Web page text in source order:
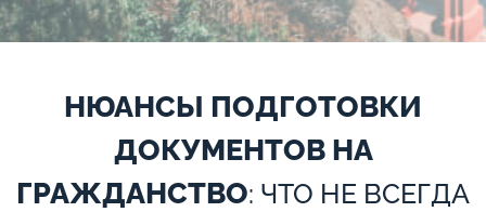
НЮАНСЫ ПОДГОТОВКИ
ДОКУМЕНТОВ НА
ГРАЖДАНСТВО: ЧТО НЕ ВСЕГДА